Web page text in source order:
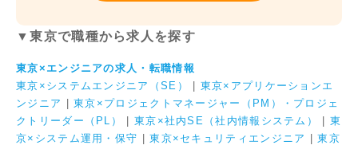
▼東京で職種から求人を探す
東京×エンジニアの求人・転職情報
東京×システムエンジニア（SE）
東京×アプリケーションエ
ンジニア
|東京×プロジェクトマネージャー（PM）・プロジェ
クトリーダー（PL）
東京×社内SE（社内情報システム）
東
京×システム運用・保守 |東京×セキュリティエンジニア |東京